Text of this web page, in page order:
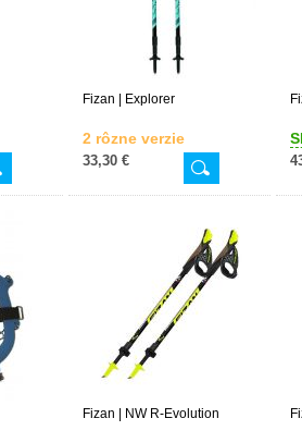
Fizan | Explorer
2 rôzne verzie
33,30 €
Fizan | NW R-Evolution